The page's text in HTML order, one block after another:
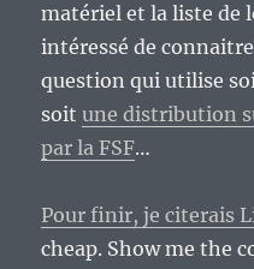
matériel et la liste de
intéressé de
question qui utilise
soitune distribution
par la FSF…
Pour finir, je citerais
cheap. Show me the